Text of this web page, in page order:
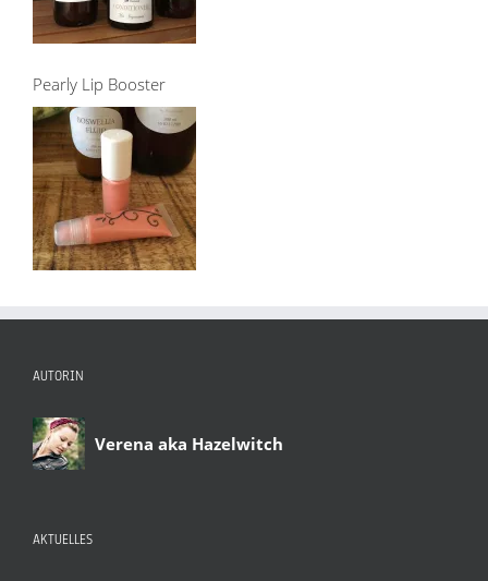
Pearly Lip Booster
AUTORIN
Verena aka Hazelwitch
AKTUELLES